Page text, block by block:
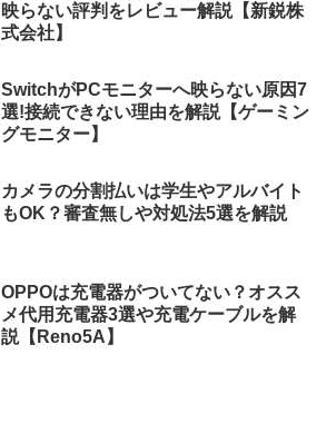
映らない評判をレビュー解説【新鋭株
式会社】
SwitchがPCモニターへ映らない原因7
選!接続できない理由を解説【ゲーミン
グモニター】
カメラの分割払いは学生やアルバイト
もOK？審査無しや対処法5選を解説
OPPOは充電器がついてない？オスス
メ代用充電器3選や充電ケーブルを解
説【Reno5A】